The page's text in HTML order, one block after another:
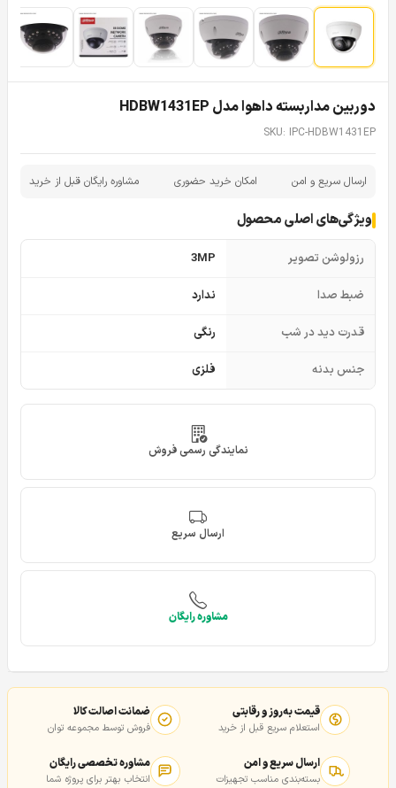
دوربین مداربسته داهوا مدل HDBW1431EP
SKU: IPC-HDBW1431EP
ارسال سریع و امن امکان خرید حضوری مشاوره رایگان قبل از خرید
ویژگی‌های اصلی محصول
رزولوشن تصویر 3MP
ضبط صدا ندارد
قدرت دید در شب رنگی
جنس بدنه فلزی
نمایندگی رسمی فروش
ارسال سریع
مشاوره رایگان
قیمت به‌روز و رقابتی
استعلام سریع قبل از خرید
ضمانت اصالت کالا
فروش توسط مجموعه توان
ارسال سریع و امن
بسته‌بندی مناسب تجهیزات
مشاوره تخصصی رایگان
انتخاب بهتر برای پروژه شما